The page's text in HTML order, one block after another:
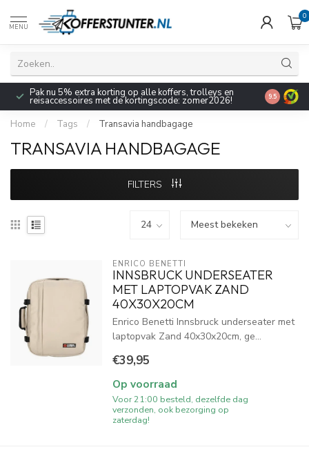
MENU
0
Pak nu 5% extra korting op alle koffers, trolleys en
reisaccessoires met de kortingscode: zomer2026! 9.5
Home / Tags / Transavia handbagage
TRANSAVIA HANDBAGAGE
FILTERS
ENRICO BENETTI
INNSBRUCK UNDERSEATER
MET LAPTOPVAK ZAND
40X30X20CM
Enrico Benetti Innsbruck underseater met
laptopvak Zand 40x30x20cm, ge...
€39,95
Op voorraad
Voor 21:00 besteld, dezelfde dag
verzonden, ook bezorging op
zaterdag!